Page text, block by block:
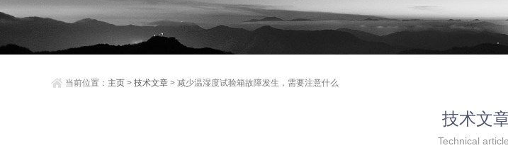
当前位置： 主页 >技术文章 > 减少温湿度试验箱故障发生，需要注意什么
技术文
Technical